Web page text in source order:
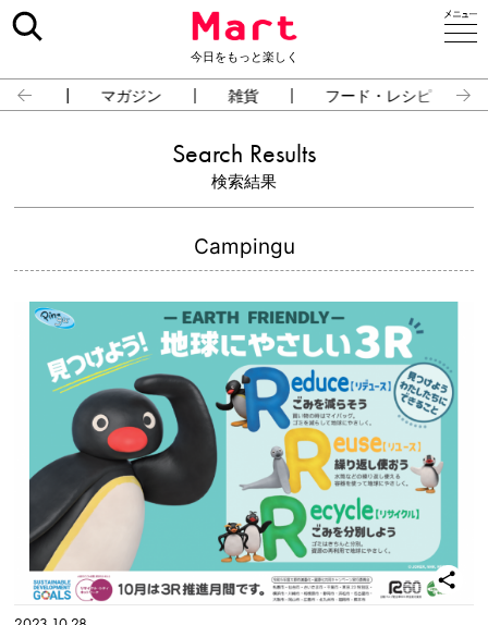
今日をもっと楽しく
占い マガジン 雑貨 フード・レシピ
Search Results
検索結果
Campingu